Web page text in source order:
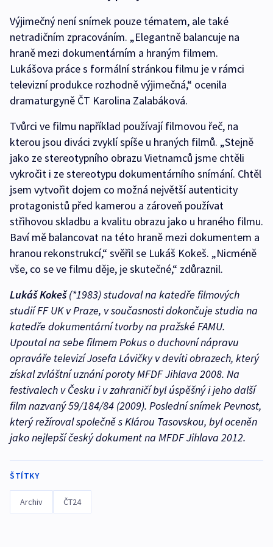
Výjimečný není snímek pouze tématem, ale také
netradičním zpracováním. „Elegantně balancuje na
hraně mezi dokumentárním a hraným filmem.
Lukášova práce s formální stránkou filmu je v rámci
televizní produkce rozhodně výjimečná,“ ocenila
dramaturgyně ČT Karolina Zalabáková.
Tvůrci ve filmu například používají filmovou řeč, na
kterou jsou diváci zvyklí spíše u hraných filmů. „Stejně
jako ze stereotypního obrazu Vietnamců jsme chtěli
vykročit i ze stereotypu dokumentárního snímání. Chtěl
jsem vytvořit dojem co možná největší autenticity
protagonistů před kamerou a zároveň používat
střihovou skladbu a kvalitu obrazu jako u hraného filmu.
Baví mě balancovat na této hraně mezi dokumentem a
hranou rekonstrukcí,“ svěřil se Lukáš Kokeš. „Nicméně
vše, co se ve filmu děje, je skutečné,“ zdůraznil.
Lukáš Kokeš(*1983) studoval na katedře filmových
studií FF UK v Praze, v současnosti dokončuje studia na
katedře dokumentární tvorby na pražské FAMU.
Upoutal na sebe filmemPokus o duchovní nápravu
opraváře televizí Josefa Lávičky v devíti obrazech, který
získal zvláštní uznání poroty MFDF Jihlava 2008. Na
festivalech v Česku i v zahraničí byl úspěšný i jeho další
film nazvaný59/184/84 (2009). Poslední snímekPevnost,
který režíroval společně s Klárou Tasovskou, byl oceněn
jako nejlepší český dokument na MFDF Jihlava 2012.
ŠTÍTKY
Archiv ČT24